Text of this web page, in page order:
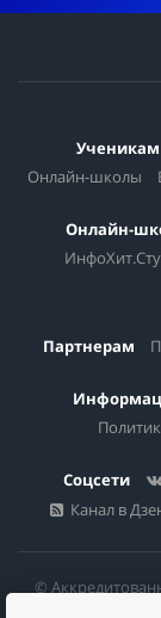
Ученикам
Онлайн-школы
Онлайн-
Партнерам
Соцсети
Канал в
©